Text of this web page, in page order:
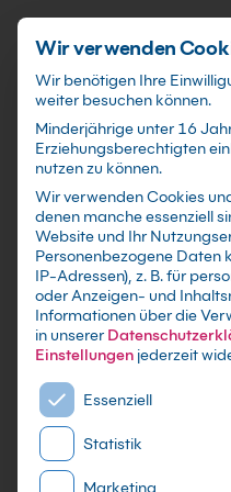
Microsoft
Grundkurs
Lerne künstliche
Workflows zu
Wir verwenden
Wir benötigen Ihre
weiter besuchen können.
Minderjährige unter 16
Erziehungsberechtigten
nutzen zu können.
Wir verwenden Cookies
denen manche essenziell
Website und Ihr
Personenbezogene Daten
IP-Adressen), z. B. für
oder Anzeigen- und
Informationen über die
in unserer
Einstellungen jederzeit
Es folgt eine Liste der
Essenziell
Statistik
Marketing